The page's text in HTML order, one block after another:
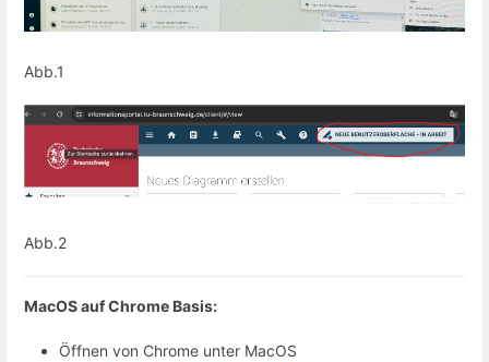
Abb.1
Abb.2
MacOS auf Chrome Basis:
Öffnen von Chrome unter MacOS